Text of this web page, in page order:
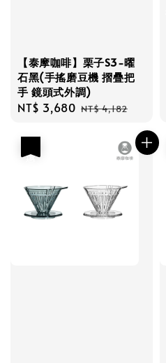
【泰摩咖啡】栗子S3-曜
石黑(手搖磨豆機 摺疊把
手 鏡頭式外調)
Sale
NT$ 3,680 Regular
NT$ 4,182